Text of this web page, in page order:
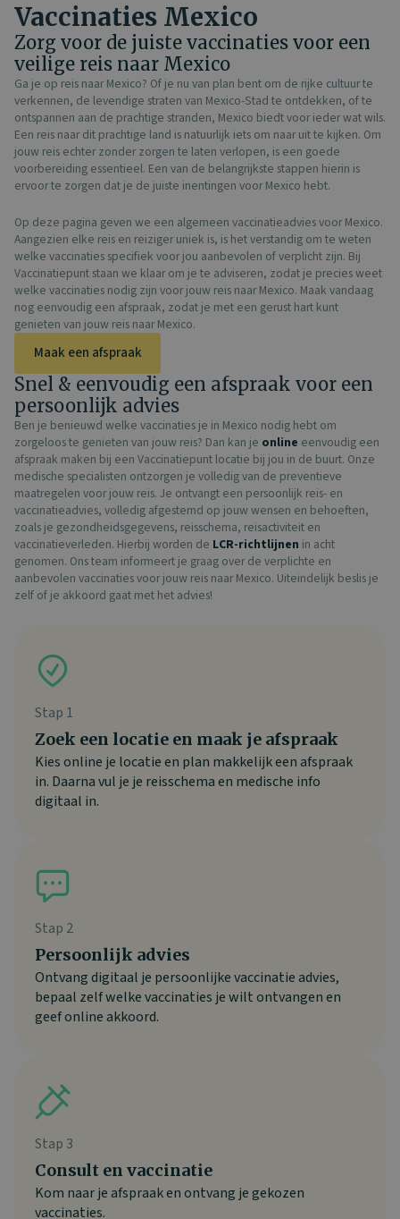
Vaccinaties Mexico
Zorg voor de juiste vaccinaties voor een
veilige reis naar Mexico
Ga je op reis naar Mexico? Of je nu van plan bent om de rijke cultuur te
verkennen, de levendige straten van Mexico-Stad te ontdekken, of te
ontspannen aan de prachtige stranden, Mexico biedt voor ieder wat wils.
Een reis naar dit prachtige land is natuurlijk iets om naar uit te kijken. Om
jouw reis echter zonder zorgen te laten verlopen, is een goede
voorbereiding essentieel. Een van de belangrijkste stappen hierin is
ervoor te zorgen dat je de juiste inentingen voor Mexico hebt.
Op deze pagina geven we een algemeen vaccinatieadvies voor Mexico.
Aangezien elke reis en reiziger uniek is, is het verstandig om te weten
welke vaccinaties specifiek voor jou aanbevolen of verplicht zijn. Bij
Vaccinatiepunt staan we klaar om je te adviseren, zodat je precies weet
welke vaccinaties nodig zijn voor jouw reis naar Mexico. Maak vandaag
nog eenvoudig een afspraak, zodat je met een gerust hart kunt
genieten van jouw reis naar Mexico.
Maak een afspraak
Snel & eenvoudig een afspraak voor een
persoonlijk advies
Ben je benieuwd welke vaccinaties je in Mexico nodig hebt om
zorgeloos te genieten van jouw reis? Dan kan je online eenvoudig een
afspraak maken bij een Vaccinatiepunt locatie bij jou in de buurt. Onze
medische specialisten ontzorgen je volledig van de preventieve
maatregelen voor jouw reis. Je ontvangt een persoonlijk reis- en
vaccinatieadvies, volledig afgestemd op jouw wensen en behoeften,
zoals je gezondheidsgegevens, reisschema, reisactiviteit en
vaccinatieverleden. Hierbij worden de LCR-richtlijnen in acht
genomen. Ons team informeert je graag over de verplichte en
aanbevolen vaccinaties voor jouw reis naar Mexico. Uiteindelijk beslis je
zelf of je akkoord gaat met het advies!
Stap 1
Zoek een locatie en maak je afspraak
Kies online je locatie en plan makkelijk een afspraak
in. Daarna vul je je reisschema en medische info
digitaal in.
Stap 2
Persoonlijk advies
Ontvang digitaal je persoonlijke vaccinatie advies,
bepaal zelf welke vaccinaties je wilt ontvangen en
geef online akkoord.
Stap 3
Consult en vaccinatie
Kom naar je afspraak en ontvang je gekozen
vaccinaties.